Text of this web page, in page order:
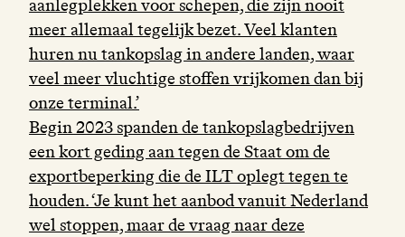
aanlegplekken voor schepen, die zijn nooit
meer allemaal tegelijk bezet. Veel klanten
huren nu tankopslag in andere landen, waar
veel meer vluchtige stoffen vrijkomen dan bij
onze terminal.’
Begin 2023 spanden de tankopslagbedrijven
een kort geding aan tegen de Staat om de
exportbeperking die de ILT oplegt tegen te
houden. ‘Je kunt het aanbod vanuit Nederland
wel stoppen, maar de vraag naar deze